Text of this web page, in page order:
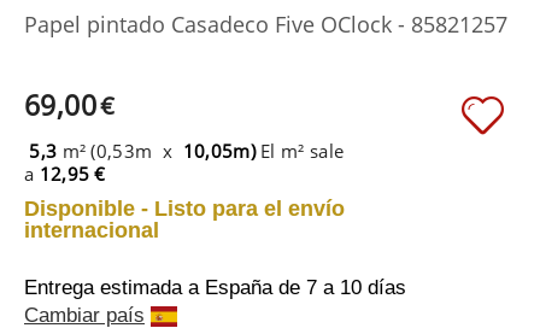
Papel pintado Casadeco Five OClock - 85821257
69,00€
5,3 m² (0,53m x 10,05m) El m² sale
a 12,95 €
Disponible - Listo para el envío
internacional
Entrega estimada a España de 7 a 10 días
Cambiar país